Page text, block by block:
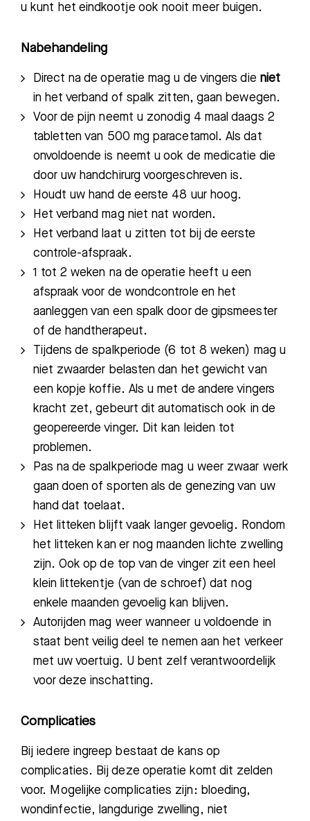
Zoeken
Meest gezocht:
Bezoektijden
Afspraak maken
Afdelingen
u kunt het eindkootje ook nooit meer buigen.
Nabehandeling
Direct na de operatie mag u de vingers die niet
in het verband of spalk zitten, gaan bewegen.
Voor de pijn neemt u zonodig 4 maal daags 2
tabletten van 500 mg paracetamol. Als dat
onvoldoende is neemt u ook de medicatie die
door uw handchirurg voorgeschreven is.
Houdt uw hand de eerste 48 uur hoog.
Het verband mag niet nat worden.
Het verband laat u zitten tot bij de eerste
controle-afspraak.
1 tot 2 weken na de operatie heeft u een
afspraak voor de wondcontrole en het
aanleggen van een spalk door de gipsmeester
of de handtherapeut.
Tijdens de spalkperiode (6 tot 8 weken) mag u
niet zwaarder belasten dan het gewicht van
een kopje koffie. Als u met de andere vingers
kracht zet, gebeurt dit automatisch ook in de
geopereerde vinger. Dit kan leiden tot
problemen.
Pas na de spalkperiode mag u weer zwaar werk
gaan doen of sporten als de genezing van uw
hand dat toelaat.
Het litteken blijft vaak langer gevoelig. Rondom
het litteken kan er nog maanden lichte zwelling
zijn. Ook op de top van de vinger zit een heel
klein littekentje (van de schroef) dat nog
enkele maanden gevoelig kan blijven.
Autorijden mag weer wanneer u voldoende in
staat bent veilig deel te nemen aan het verkeer
met uw voertuig. U bent zelf verantwoordelijk
voor deze inschatting.
Complicaties
Bij iedere ingreep bestaat de kans op
complicaties. Bij deze operatie komt dit zelden
voor. Mogelijke complicaties zijn: bloeding,
wondinfectie, langdurige zwelling, niet